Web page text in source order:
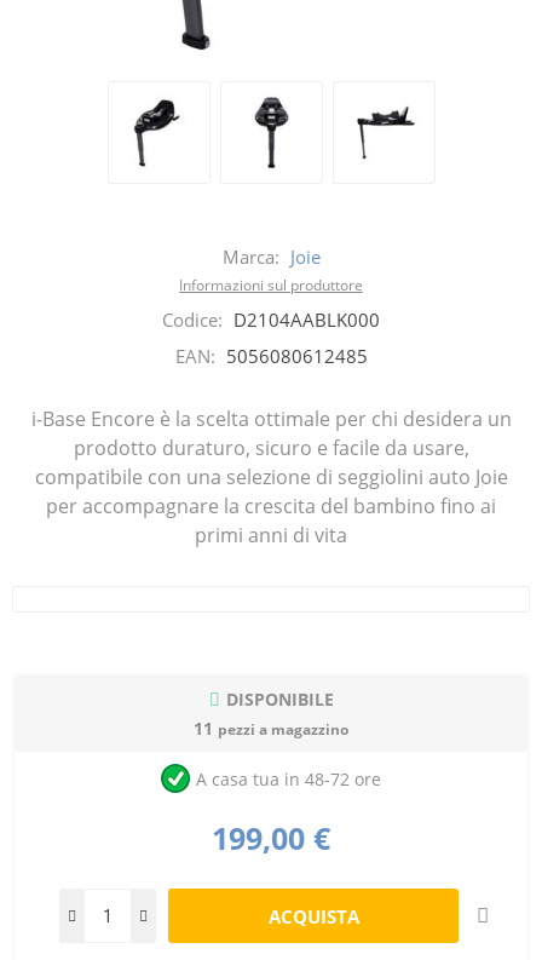
Marca: Joie
Informazioni sul produttore
Codice: D2104AABLK000
EAN: 5056080612485
i-Base Encore è la scelta ottimale per chi desidera un
prodotto duraturo, sicuro e facile da usare,
compatibile con una selezione di seggiolini auto Joie
per accompagnare la crescita del bambino fino ai
primi anni di vita
DISPONIBILE
11 pezzi a magazzino
A casa tua in 48-72 ore
199,00 €